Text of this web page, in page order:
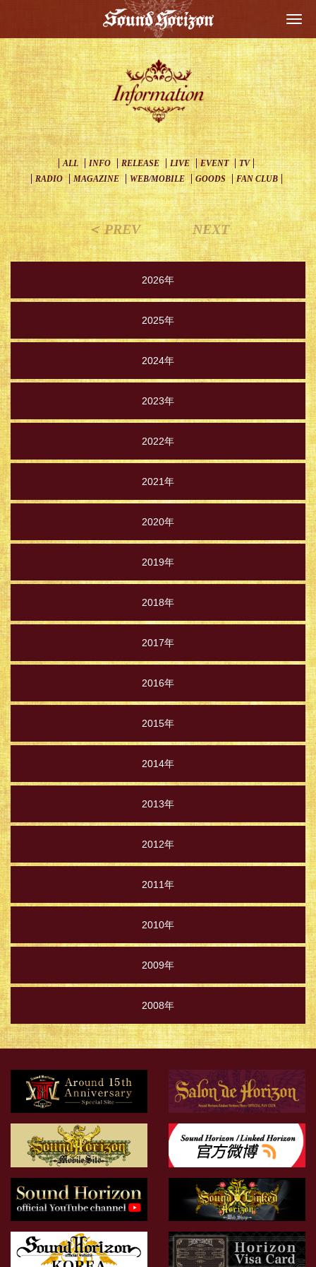
ALL INFO RELEASE LIVE EVENT
TV
RADIO
MAGAZINE WEB/MOBILE GOODS FAN CLUB
＜ PREV NEXT
2026年
2025年
2024年
2023年
2022年
2021年
2020年
2019年
2018年
2017年
2016年
2015年
2014年
2013年
2012年
2011年
2010年
2009年
2008年